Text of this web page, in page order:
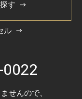
す
ル
せんので、